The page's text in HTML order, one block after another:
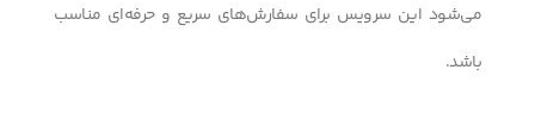
می‌شود این سرویس برای سفارش‌های سریع و حرفه‌ای مناسب
باشد.